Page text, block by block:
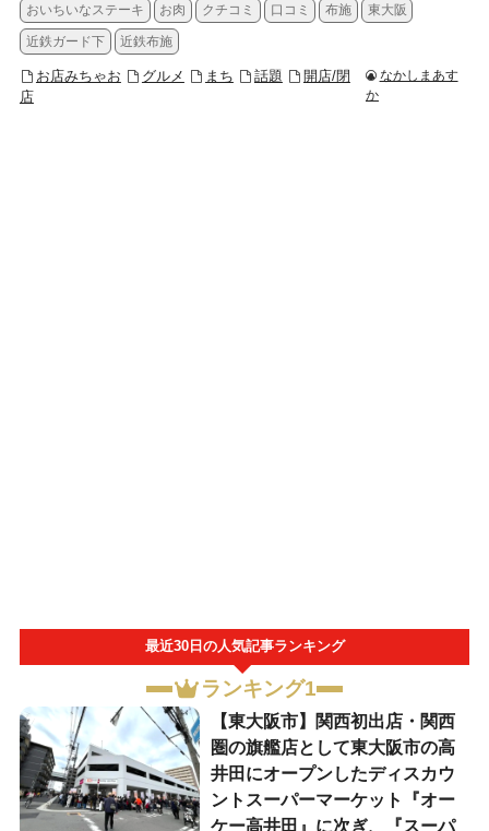
おいちいなステーキ
お肉 クチコミ 口コミ 布施 東大阪
近鉄ガード下 近鉄布施
お店みちゃお グルメ まち 話題
開店/閉
店
なかしまあす
か
最近30日の人気記事ランキング
ランキング1
【東大阪市】関西初出店・関西
圏の旗艦店として東大阪市の高
井田にオープンしたディスカウ
ントスーパーマーケット『オー
ケー高井田』に次ぎ、『スーパ